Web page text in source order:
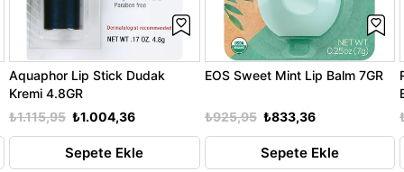
Aquaphor Lip Stick Dudak
Kremi 4.8GR
₺1.004,36
₺1.115,95
Sepete Ekle
EOS Sweet Mint Lip Balm 7GR
₺833,36
₺925,95
Sepete Ekle